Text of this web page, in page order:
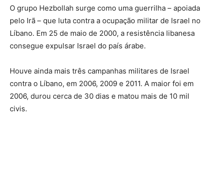
O grupo Hezbollah surge como uma guerrilha – apoiada
pelo Irã – que luta contra a ocupação militar de Israel no
Líbano. Em 25 de maio de 2000, a resistência libanesa
consegue expulsar Israel do país árabe.
Houve ainda mais três campanhas militares de Israel
contra o Líbano, em 2006, 2009 e 2011. A maior foi em
2006, durou cerca de 30 dias e matou mais de 10 mil
civis.